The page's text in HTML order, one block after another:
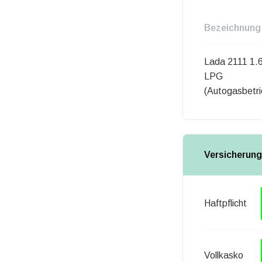
Bezeichnung
Lada 2111
LPG
Haftpflicht
Vollkasko